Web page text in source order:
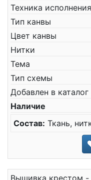
Техника исполнения
Тип канвы
Цвет канвы
Нитки
Тема
Тип схемы
Добавлен в каталог
Наличие
Состав: Ткань,
Вышивка крестом -